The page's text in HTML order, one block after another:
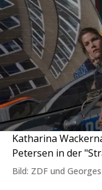
Katharina
Petersen in der
Bild: ZDF und